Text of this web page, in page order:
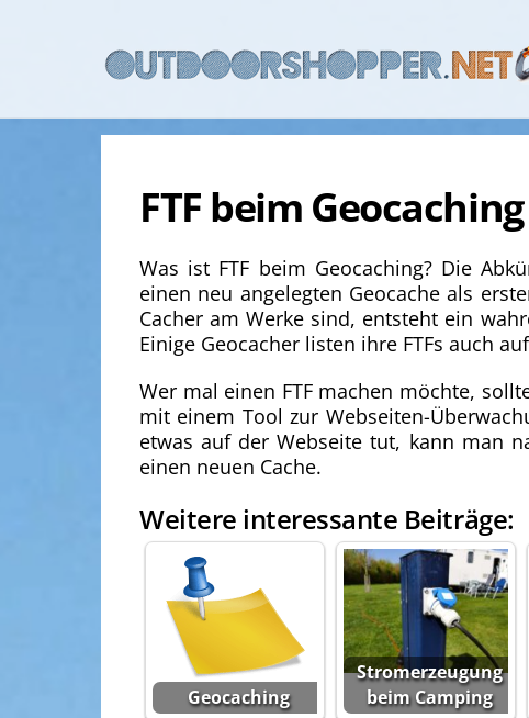
FTF beim Geocaching
Was ist FTF beim Geocaching? Die
einen neu angelegten Geocache als
Cacher am Werke sind, entsteht ein
Einige Geocacher listen ihre FTFs auch
Wer mal einen FTF machen möchte,
mit einem Tool zur Webseiten-
etwas auf der Webseite tut, kann man
einen neuen Cache.
Weitere interessante Beiträge:
Geocaching
Stromerzeugung
beim Camping